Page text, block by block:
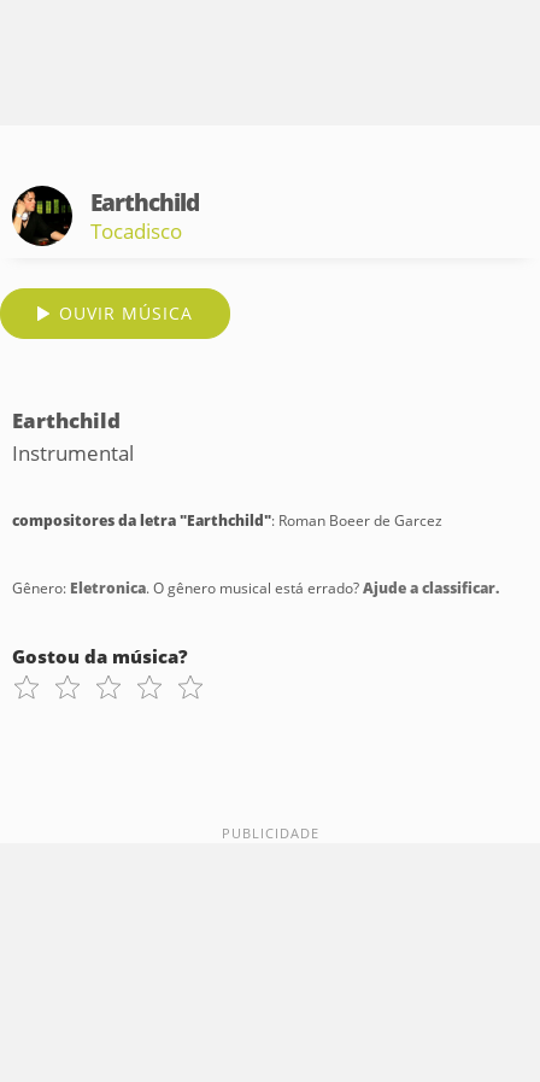
Earthchild
Tocadisco
OUVIR MÚSICA
Earthchild
Instrumental
compositores da letra "Earthchild": Roman Boeer de Garcez
Gênero: Eletronica. O gênero musical está errado?Ajude a classificar.
Gostou da música?